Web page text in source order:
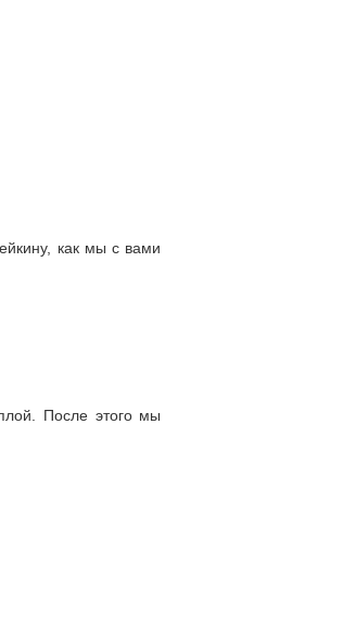
как мы с вами
После этого мы